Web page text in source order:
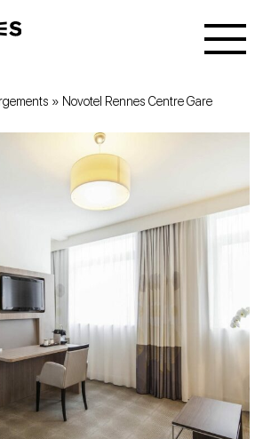
» Novotel Rennes Centre Gare